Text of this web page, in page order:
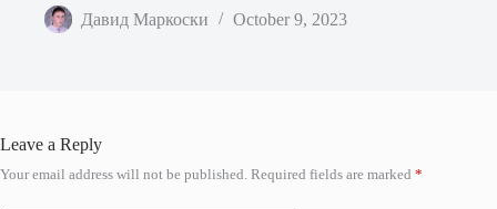
Давид Маркоски October 9, 2023
Leave a Reply
Your email address will not be published. Required fields are marked *